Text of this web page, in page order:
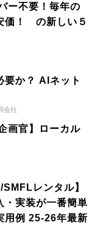
ー不要！毎年の
価！ の新しい５
要か？ AIネット
会社
画官】ローカル
レンタル】
実装が一番簡単
用例 25-26年最新